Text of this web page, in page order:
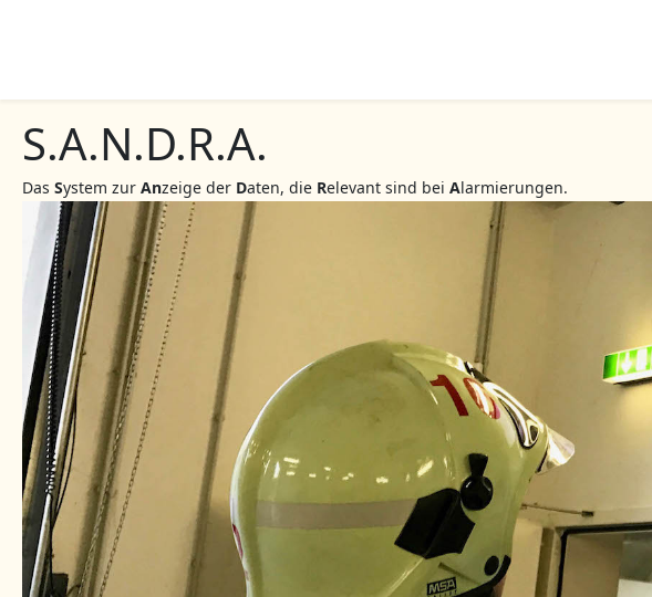
S.A.N.D.R.A.
Das System zur Anzeige der Daten, die Relevant sind bei Alarmierungen.